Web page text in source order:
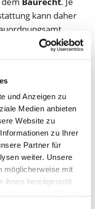
und Anzeigen zu
Medien anbieten
Website zu
zu Ihrer
Partner für
weiter. Unsere
möglicherweise mit
ihnen bereitgestellt
kann daher
Regel
Größe und
Toiletten, keine
Rechtslage in
regelt § 62 der
ist daher auch
erforderlich.
nötig ist,